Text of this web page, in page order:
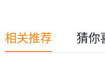
相关推荐 猜你